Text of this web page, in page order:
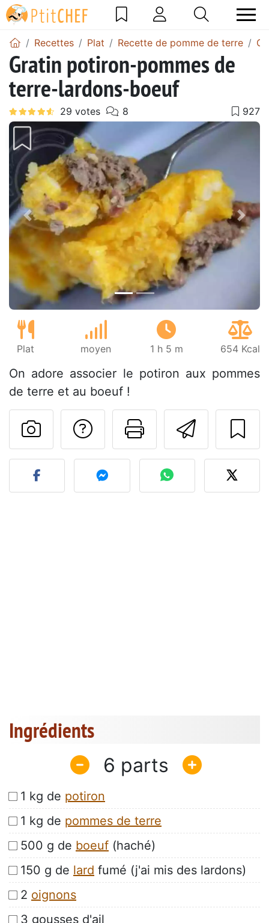
Recettes Plat Recette de pomme de terre
Gratin potiron-pommes de
terre-lardons-boeuf
Précédent
Plat moyen 1 h 5 m 654 Kcal
On adore associer le potiron aux pommes
de terre et au boeuf !
Imprimer
Poser une
Publier votre photo de
Ingrédients
6
1 kg de potiron
1 kg de pommes de terre
500 g de boeuf (haché)
150 g de lard fumé (j'ai mis des lardons)
2 oignons
3 gousses d'ail